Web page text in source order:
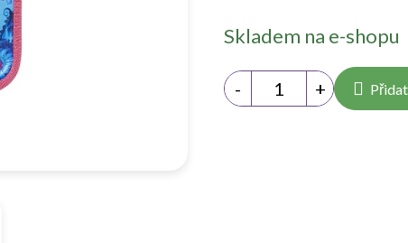
cena:
Skladem na e-shopu